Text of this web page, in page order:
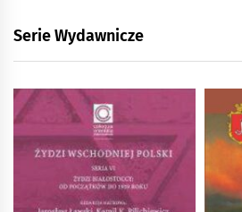
Serie Wydawnicze